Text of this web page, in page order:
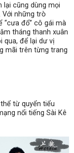
lại cũng dùng mọi
Với những trò
“cưa đổ” cô gái mà
tháng thanh xuân
qua, để lại dư vị
mãi trên từng trang
từ quyển tiểu
nổi tiếng Sài Kê